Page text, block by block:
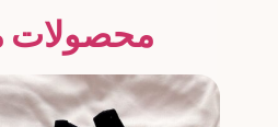
محصولات